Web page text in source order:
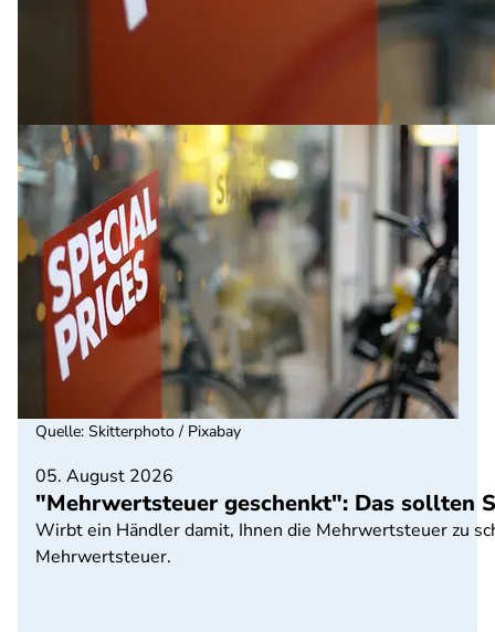
05. August 2026
"Mehrwertsteuer geschenkt": Das sollten
Wirbt ein Händler damit, Ihnen die Mehrwertsteuer zu
Mehrwertsteuer.
Quelle: Skitterphoto / Pixabay